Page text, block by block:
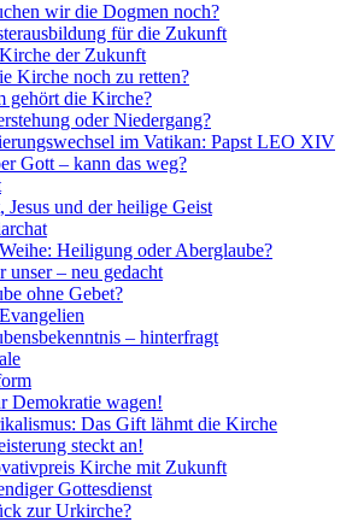
wir die Dogmen noch?
für die Zukunft
der Zukunft
Kirche noch zu retten?
gehört die Kirche?
oder Niedergang?
im Vatikan: Papst LEO XIV
Gott – kann das weg?
Jesus und der heilige Geist
Heiligung oder Aberglaube?
unser – neu gedacht
ohne Gebet?
– hinterfragt
Demokratie wagen!
Das Gift lähmt die Kirche
steckt an!
Kirche mit Zukunft
Gottesdienst
zur Urkirche?